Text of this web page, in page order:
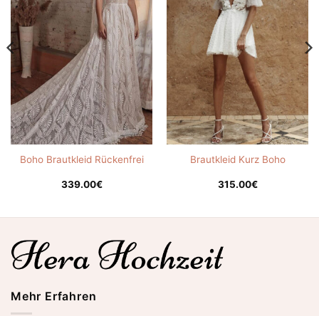
Boho Brautkleid Rückenfrei
339.00€
Brautkleid Kurz Boho
315.00€
Mehr Erfahren